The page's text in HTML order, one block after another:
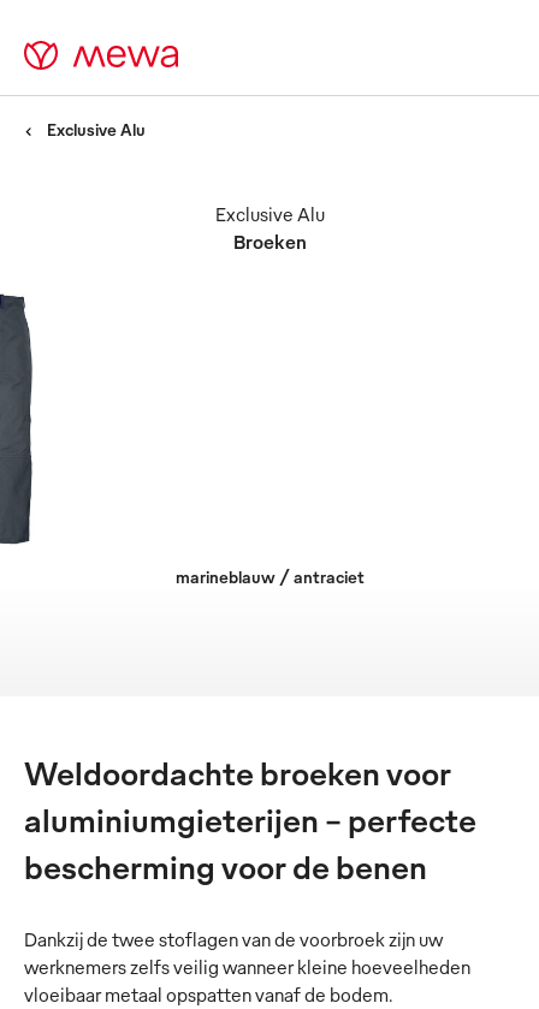
Exclusive Alu
Broeken
Exclusive Alu
marineblauw / antraciet
Weldoordachte broeken voor
aluminiumgieterijen – perfecte
bescherming voor de benen
Dankzij de twee stoflagen van de voorbroek zijn uw
werknemers zelfs veilig wanneer kleine hoeveelheden
vloeibaar metaal opspatten vanaf de bodem.